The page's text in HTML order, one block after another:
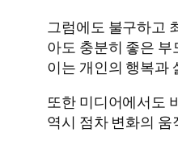
그럼에도 불구하고
아도 충분히 좋은 부
이는 개인의 행복과
또한 미디어에서도
역시 점차 변화의